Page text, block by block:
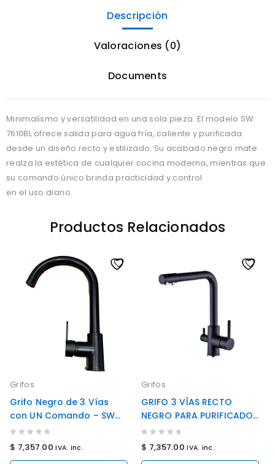
Descripción
Valoraciones (0)
Documents
Minimalismo y versatilidad en una sola pieza. El modelo SW
7610BL ofrece salida para agua fría, caliente y purificada
desde un diseño recto y estilizado. Su acabado negro mate
realza la estética de cualquier cocina moderna, mientras que
su comando único brinda practicidad y control
en el uso diario.
Productos Relacionados
Grifos
Grifo Negro de 3 Vías
con UN Comando – SW
7629 BL
$ 7,357.00 IVA. inc.
Grifos
GRIFO 3 VÍAS RECTO
NEGRO PARA PURIFICADOR
BAJO MESA (COD: SW-
7604BL)
$ 7,357.00 IVA. inc.